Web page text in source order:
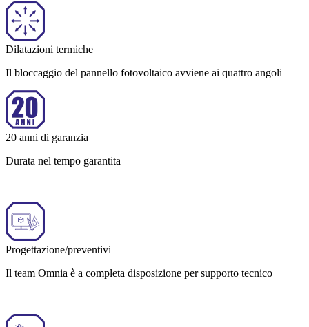
Dilatazioni termiche
Il bloccaggio del pannello fotovoltaico avviene ai quattro angoli
20 anni di garanzia
Durata nel tempo garantita
Progettazione/preventivi
Il team Omnia è a completa disposizione per supporto tecnico